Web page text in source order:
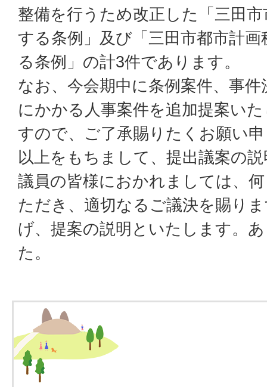
整備を行うため改正した「三田
する条例」及び「三田市都市計
る条例」の計3件であります。
なお、今会期中に条例案件、事
にかかる人事案件を追加提案い
すので、ご了承賜りたくお願い
以上をもちまして、提出議案の
議員の皆様におかれましては、
ただき、適切なるご議決を賜り
げ、提案の説明といたします。
た。